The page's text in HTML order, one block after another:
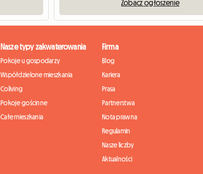
Zobacz ogłoszenie
Nasze typy zakwaterowania
Pokoje u gospodarzy
Współdzielone mieszkania
Coliving
Pokoje gościnne
Całe mieszkania
Firma
Blog
Kariera
Prasa
Partnerstwa
Nota prawna
Regulamin
Nasze liczby
Aktualności